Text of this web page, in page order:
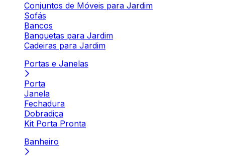
Conjuntos de Móveis para Jardim
Sofás
Bancos
Banquetas para Jardim
Cadeiras para Jardim
Portas e Janelas
Porta
Janela
Fechadura
Dobradiça
Kit Porta Pronta
Banheiro